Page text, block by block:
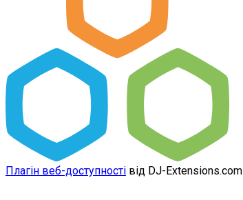
Плагін веб-доступності від DJ-Extensions.com